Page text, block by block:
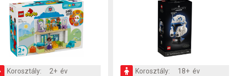
Korosztály:
2+ év
Korosztály:
18+ év